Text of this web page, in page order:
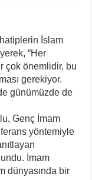
İslam
“Her
çok önemlidir, bu
gerekiyor.
günümüzde de
Genç İmam
yöntemiyle
İmam
dünyasında bir